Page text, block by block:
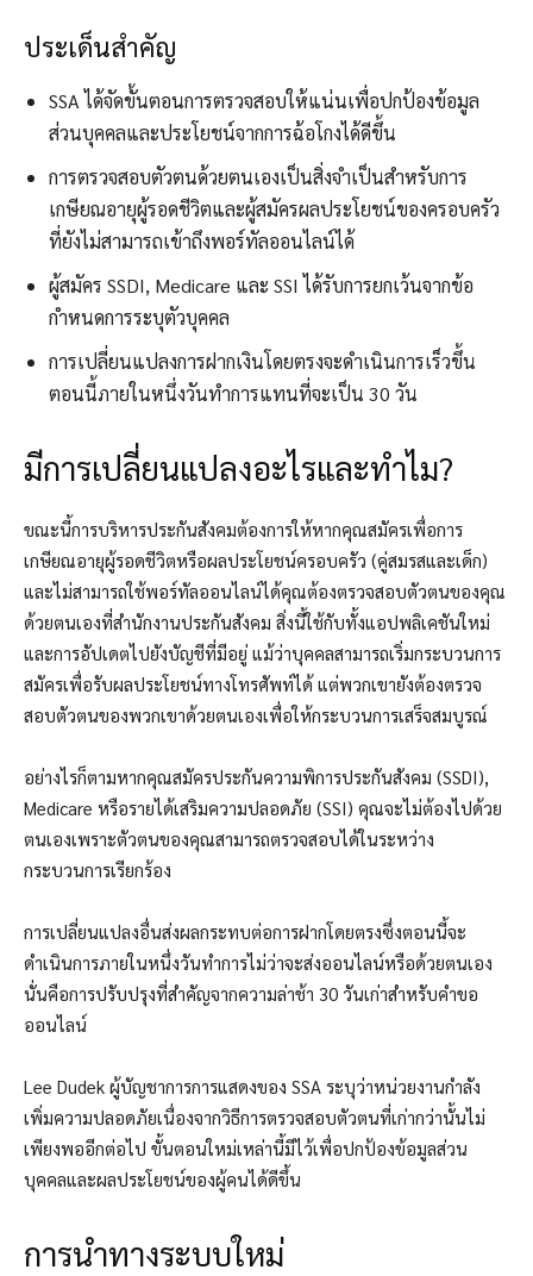
ประเด็นสำคัญ
SSA ได้จัดขั้นตอนการตรวจสอบให้แน่นเพื่อปกป้องข้อมูล
ส่วนบุคคลและประโยชน์จากการฉ้อโกงได้ดีขึ้น
การตรวจสอบตัวตนด้วยตนเองเป็นสิ่งจำเป็นสำหรับการ
เกษียณอายุผู้รอดชีวิตและผู้สมัครผลประโยชน์ของครอบครัว
ที่ยังไม่สามารถเข้าถึงพอร์ทัลออนไลน์ได้
ผู้สมัคร SSDI, Medicare และ SSI ได้รับการยกเว้นจากข้อ
กำหนดการระบุตัวบุคคล
การเปลี่ยนแปลงการฝากเงินโดยตรงจะดำเนินการเร็วขึ้น
ตอนนี้ภายในหนึ่งวันทำการแทนที่จะเป็น 30 วัน
มีการเปลี่ยนแปลงอะไรและทำไม?
ขณะนี้การบริหารประกันสังคมต้องการให้หากคุณสมัครเพื่อการ
เกษียณอายุผู้รอดชีวิตหรือผลประโยชน์ครอบครัว (คู่สมรสและเด็ก)
และไม่สามารถใช้พอร์ทัลออนไลน์ได้คุณต้องตรวจสอบตัวตนของคุณ
ด้วยตนเองที่สำนักงานประกันสังคม สิ่งนี้ใช้กับทั้งแอปพลิเคชันใหม่
และการอัปเดตไปยังบัญชีที่มีอยู่ แม้ว่าบุคคลสามารถเริ่มกระบวนการ
สมัครเพื่อรับผลประโยชน์ทางโทรศัพท์ได้ แต่พวกเขายังต้องตรวจ
สอบตัวตนของพวกเขาด้วยตนเองเพื่อให้กระบวนการเสร็จสมบูรณ์
อย่างไรก็ตามหากคุณสมัครประกันความพิการประกันสังคม (SSDI),
Medicare หรือรายได้เสริมความปลอดภัย (SSI) คุณจะไม่ต้องไปด้วย
ตนเองเพราะตัวตนของคุณสามารถตรวจสอบได้ในระหว่าง
กระบวนการเรียกร้อง
การเปลี่ยนแปลงอื่นส่งผลกระทบต่อการฝากโดยตรงซึ่งตอนนี้จะ
ดำเนินการภายในหนึ่งวันทำการไม่ว่าจะส่งออนไลน์หรือด้วยตนเอง
นั่นคือการปรับปรุงที่สำคัญจากความล่าช้า 30 วันเก่าสำหรับคำขอ
ออนไลน์
Lee Dudek ผู้บัญชาการการแสดงของ SSA ระบุว่าหน่วยงานกำลัง
เพิ่มความปลอดภัยเนื่องจากวิธีการตรวจสอบตัวตนที่เก่ากว่านั้นไม่
เพียงพออีกต่อไป ขั้นตอนใหม่เหล่านี้มีไว้เพื่อปกป้องข้อมูลส่วน
บุคคลและผลประโยชน์ของผู้คนได้ดีขึ้น
การนำทางระบบใหม่